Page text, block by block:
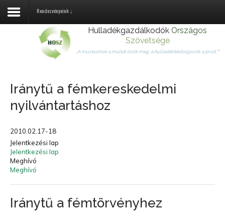
Jogszabályok
Hulladékhasznosítás
Hírek
Kapcsolat
Körforgásos gazdaság
Rendezvényeink ↓
Hulladékgazdálkodók Országos
Szövetsége
„A múzeumok a múltat őrzik meg, a hulladékfeldolgozók a jövőt. ”
Iránytű a fémkereskedelmi
nyilvántartáshoz
2010.02.17-18
Jelentkezési lap
Jelentkezési lap
Meghívó
Meghívó
Iránytű a fémtörvényhez